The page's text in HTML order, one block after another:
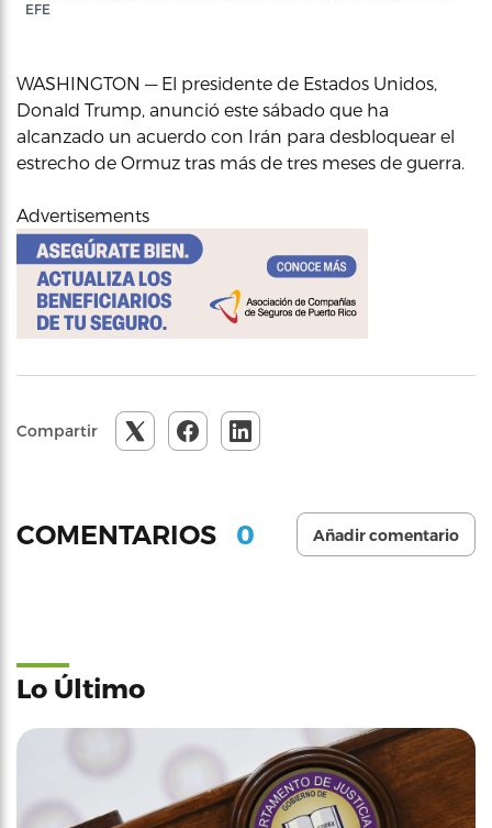
EFE
WASHINGTON — El presidente de Estados Unidos,
Donald Trump, anunció este sábado que ha
alcanzado un acuerdo con Irán para desbloquear el
estrecho de Ormuz tras más de tres meses de guerra.
Advertisements
Compartir
COMENTARIOS 0 Añadir comentario
Lo Último